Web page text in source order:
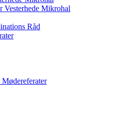
Vesterhede Mikrohal
Råd